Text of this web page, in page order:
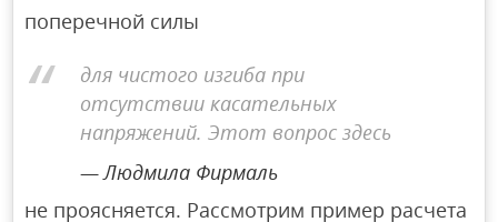
поперечной силы
для чистого изгиба при
отсутствии касательных
напряжений. Этот вопрос здесь
Людмила Фирмаль
не проясняется. Рассмотрим пример расчета